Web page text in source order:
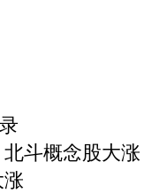
斗概念股大涨